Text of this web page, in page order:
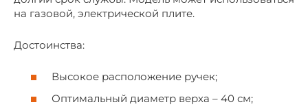
на газовой, электрической плите.
Достоинства:
Высокое расположение ручек;
Оптимальный диаметр верха – 40 см;